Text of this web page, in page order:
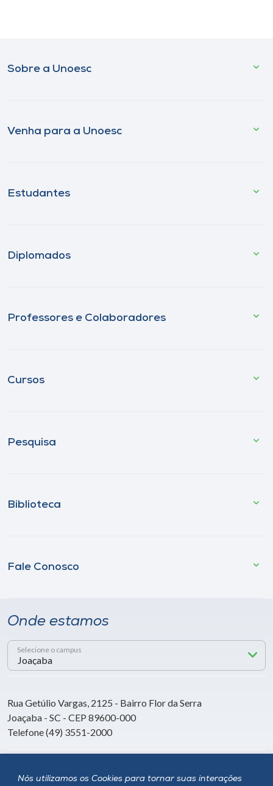
Nós utilizamos os Cookies para tornar suas interações
Sobre a Unoesc
Venha para a Unoesc
Estudantes
Diplomados
Professores e Colaboradores
Cursos
Pesquisa
Biblioteca
Fale Conosco
Onde estamos
Selecione o campus
Rua Getúlio Vargas, 2125 - Bairro Flor da Serra
Joaçaba - SC - CEP 89600-000
Telefone (49) 3551-2000
Siga a Unoesc